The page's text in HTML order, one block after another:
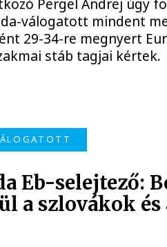
Pergel Andrej úgy
válogatott mindent
29-34-re megnyert
stáb tagjai kértek.
Eb-selejtező:
a szlovákok